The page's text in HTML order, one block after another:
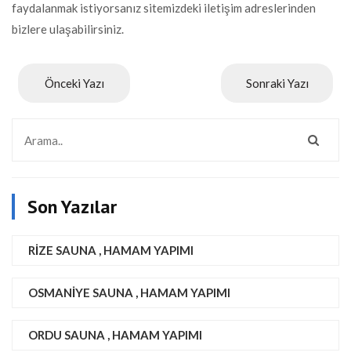
Son Yazılar
RIZE SAUNA , HAMAM YAPIMI
OSMANIYE SAUNA , HAMAM YAPIMI
ORDU SAUNA , HAMAM YAPIMI
faydalanmak istiyorsanız sitemizdeki iletişim adreslerinden
bizlere ulaşabilirsiniz.
Önceki Yazı Sonraki Yazı